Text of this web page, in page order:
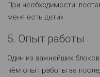
При необходимости,
меня есть дети».
5. Опыт работы
Один из важнейших
нём опыт работы за